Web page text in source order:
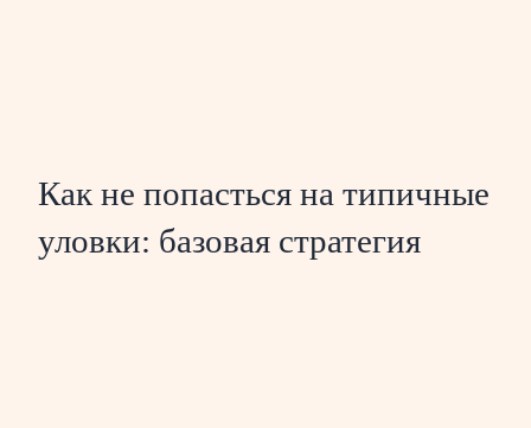
Как не попасться на типичные
уловки: базовая стратегия